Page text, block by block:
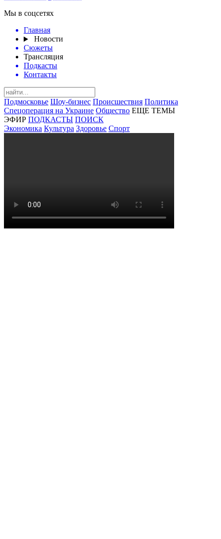
Мы в соцсетях
Главная
Новости
Сюжеты
Трансляция
Подкасты
Контакты
Подмосковье Шоу-бизнес Происшествия Политика
Спецоперация на Украине Общество ЕЩЕ ТЕМЫ
ЭФИР ПОДКАСТЫ ПОИСК
Экономика Культура Здоровье Спорт